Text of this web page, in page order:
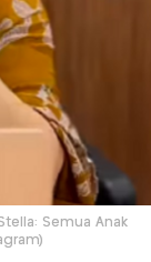
Semua Anak